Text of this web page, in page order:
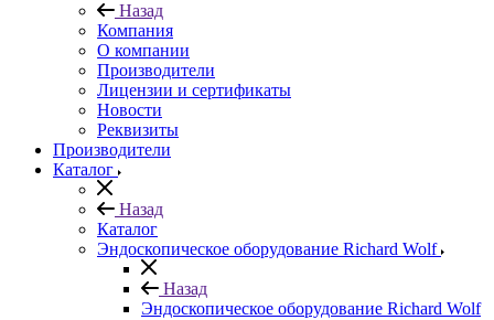
Назад
Компания
О компании
Производители
Лицензии и сертификаты
Новости
Реквизиты
Производители
Каталог
Назад
Каталог
Эндоскопическое оборудование Richard Wolf
Назад
Эндоскопическое оборудование Richard Wolf